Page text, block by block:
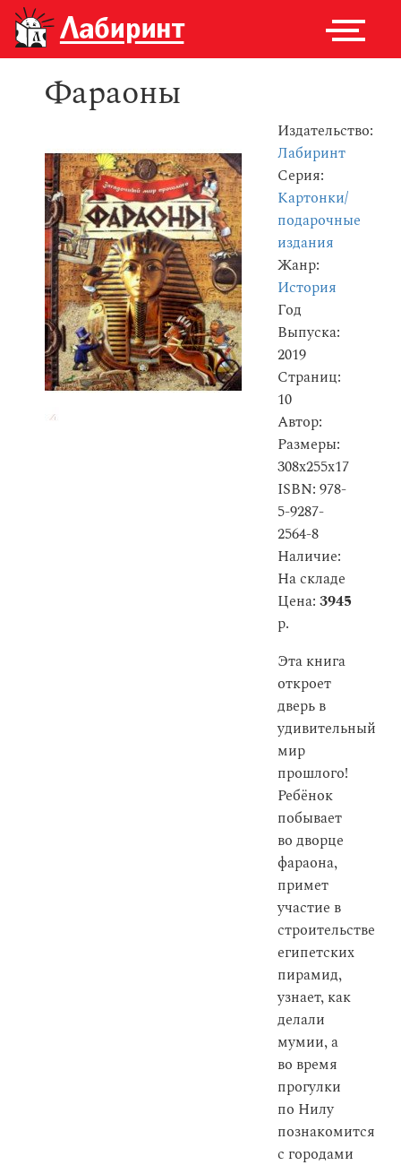
Фараоны
Издательство:
Лабиринт
Серия:
Картонки/
подарочные
издания
Жанр:
История
Год
Выпуска:
2019
Страниц:
10
Автор:
Размеры:
308x255x17
ISBN: 978-
5-9287-
2564-8
Наличие:
На складе
Цена: 3945
р.
Эта книга
откроет
дверь в
удивительный
мир
прошлого!
Ребёнок
побывает
во дворце
фараона,
примет
участие в
строительстве
египетских
пирамид,
узнает, как
делали
мумии, а
во время
прогулки
по Нилу
познакомится
с городами